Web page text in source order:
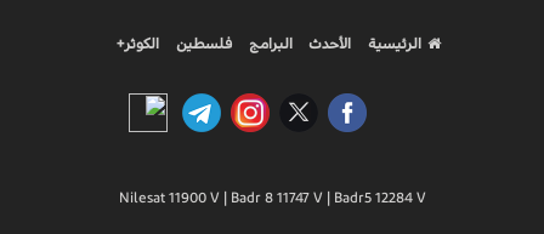
الرئيسية الأحدث البرامج فلسطين الكوثر+
Nilesat 11900 V | Badr 8 11747 V | Badr5 12284 V